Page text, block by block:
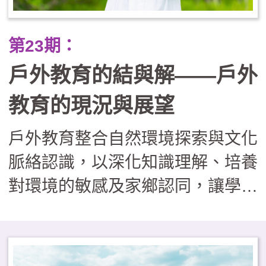
正業」的戶外學習課程，實則有效
減）與心理韌性，並重建了學校、
社區與家長間的信任關係，證明了
將世界當作教室，能培養出更具適
應力與善良品質的下一代。
第23期：
戶外教育的結與解——戶外
教育的現況與展望
戶外教育整合自然環境探索與文化
脈絡認識，以深化知識理解、培養
對環境的敏感及家鄉認同，讓學習
核心素養。然而，現階段學校戶外
教育的推動面臨多重挑戰，包括：